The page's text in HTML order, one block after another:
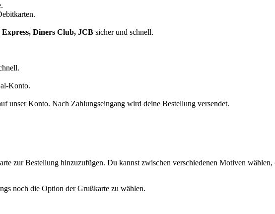
Diners Club, JCB sicher und schnell.
Konto.
unser Konto. Nach Zahlungseingang wird deine Bestellung versendet.
zur Bestellung hinzuzufügen. Du kannst zwischen verschiedenen Motiven
noch die Option der Grußkarte zu wählen.